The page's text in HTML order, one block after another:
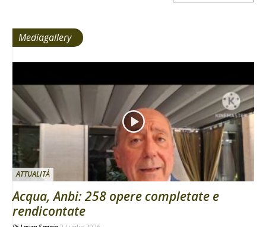
Mediagallery
ATTUALITÀ
Acqua, Anbi: 258 opere completate e
rendicontate